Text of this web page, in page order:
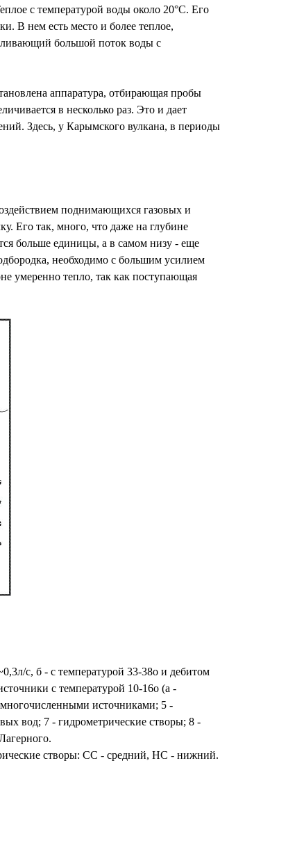
с температурой воды около 20°С. Его
В нем есть место и более теплое,
большой поток воды с
аппаратура, отбирающая пробы
в несколько раз. Это и дает
Здесь, у Карымского вулкана, в периоды
поднимающихся газовых и
Eго так, много, что даже на глубине
больше единицы, а в самом низу - еще
необходимо с большим усилием
умеренно тепло, так как поступающая
с, б - с температурой 33-38о и дебитом
с температурой 10-16о (а -
источниками; 5 -
вод; 7 - гидрометрические створы; 8 -
створы: СС - средний, НС - нижний.